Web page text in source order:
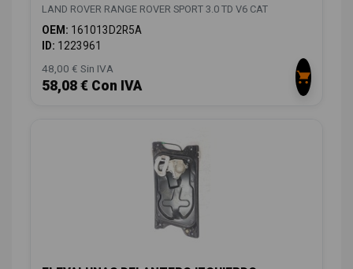
LAND ROVER RANGE ROVER SPORT 3.0 TD V6 CAT
OEM: 161013D2R5A
ID: 1223961
48,00 € Sin IVA
58,08 € Con IVA